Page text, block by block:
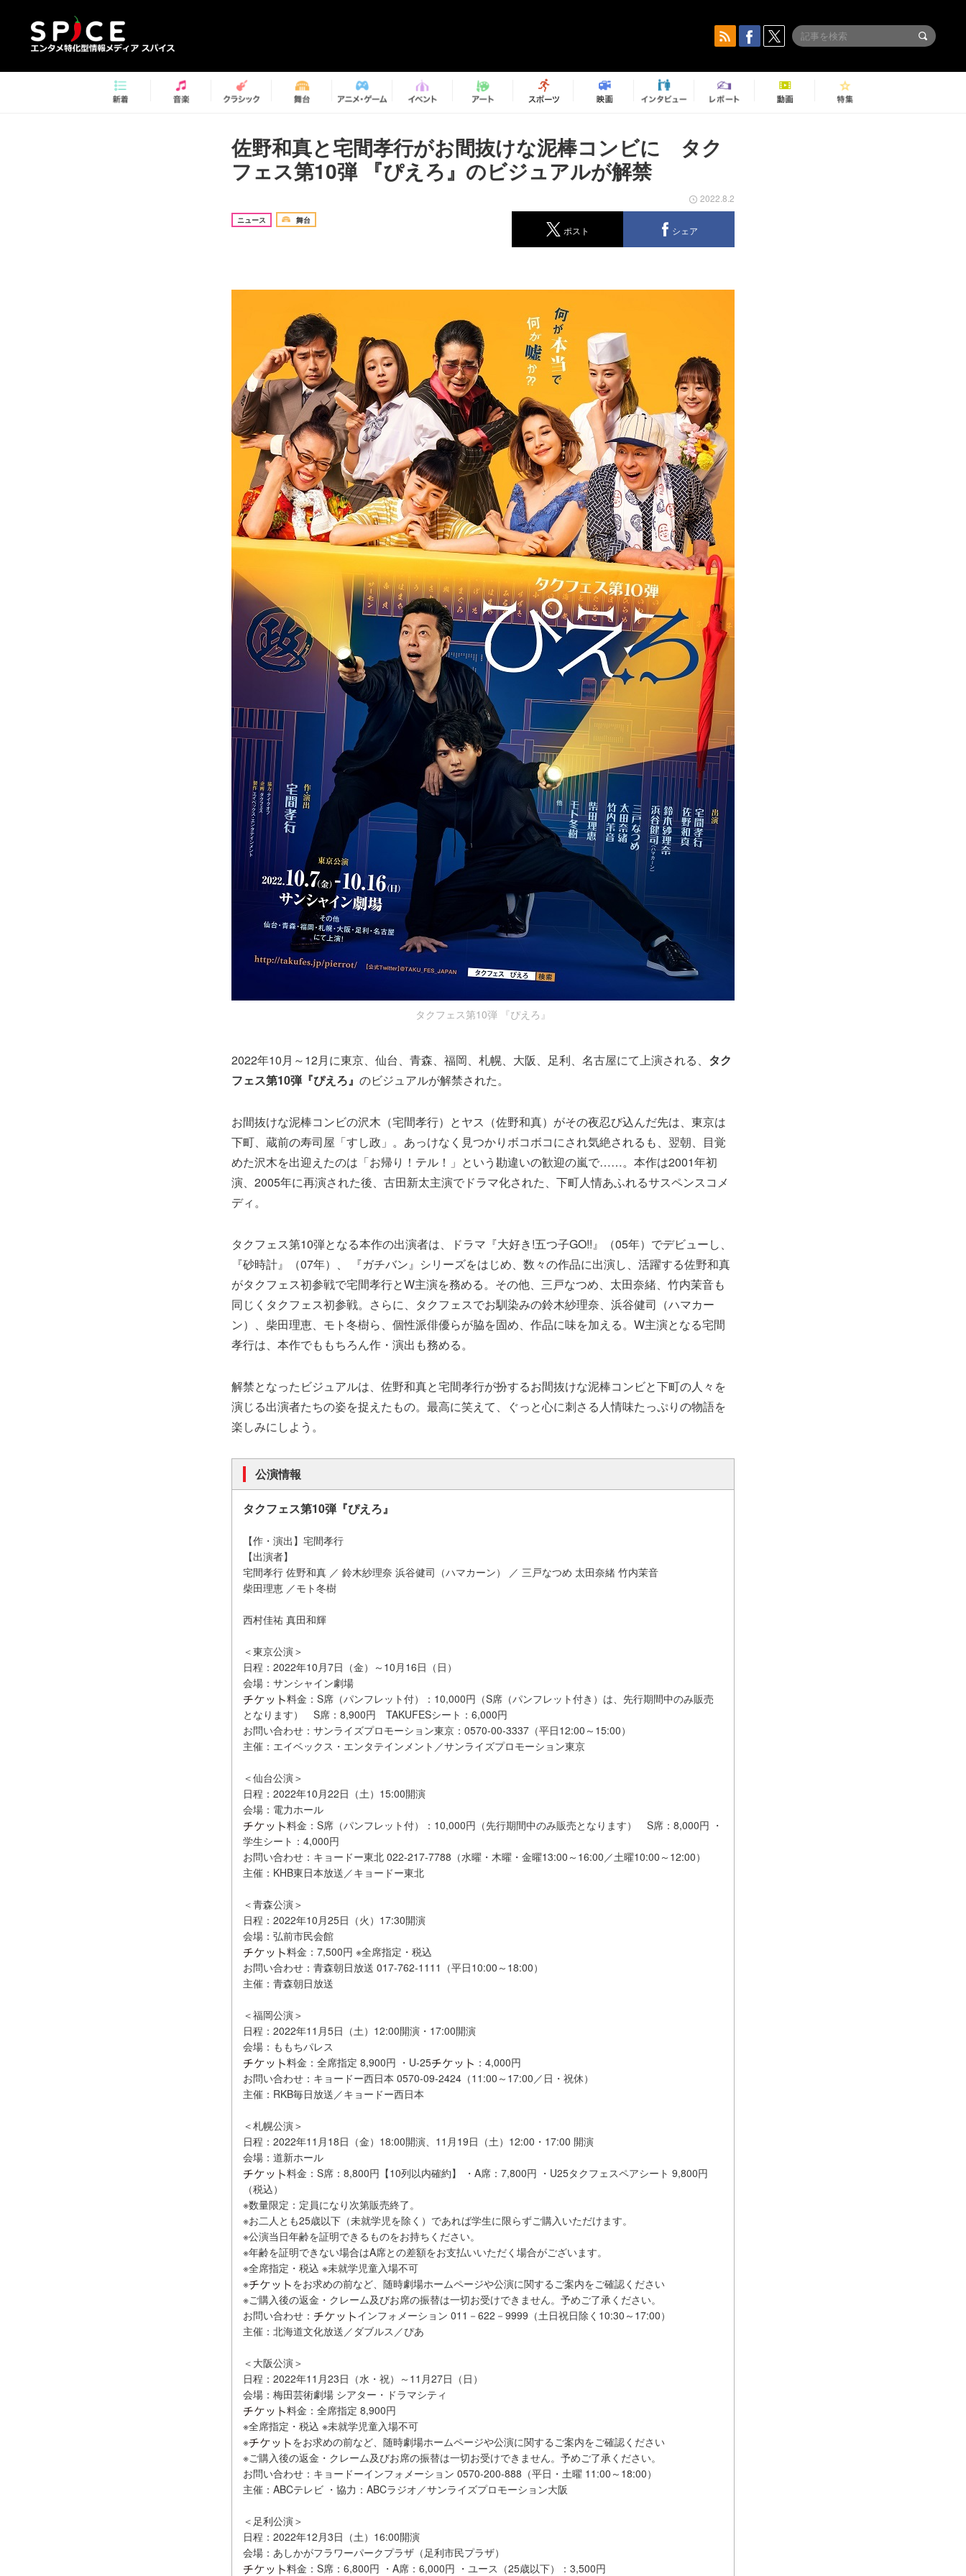
佐野和真と宅間孝行がお間抜けな泥棒コンビに タク
フェス第10弾 『ぴえろ』のビジュアルが解禁
ニュース 舞台
2022.8.2
ポスト シェア
タクフェス第10弾 『ぴえろ』
2022年10月～12月に東京、仙台、青森、福岡、札幌、大阪、足利、名古屋にて上演される、 タク
フェス第10弾『ぴえろ』 のビジュアルが解禁された。
お間抜けな泥棒コンビの沢木（宅間孝行）とヤス（佐野和真）がその夜忍び込んだ先は、東京は
下町、蔵前の寿司屋「すし政」。あっけなく見つかりボコボコにされ気絶されるも、翌朝、目覚
めた沢木を出迎えたのは「お帰り！テル！」という勘違いの歓迎の嵐で……。本作は2001年初
演、2005年に再演された後、古田新太主演でドラマ化された、下町人情あふれるサスペンスコメ
ディ。
タクフェス第10弾となる本作の出演者は、ドラマ『大好き!五つ子GO!!』（05年）でデビューし、
『砂時計』（07年）、 『ガチバン』シリーズをはじめ、数々の作品に出演し、活躍する佐野和真
がタクフェス初参戦で宅間孝行とW主演を務める。その他、三戸なつめ、太田奈緒、竹内茉音も
同じくタクフェス初参戦。さらに、タクフェスでお馴染みの鈴木紗理奈、浜谷健司（ハマカー
ン）、柴田理恵、モト冬樹ら、個性派俳優らが脇を固め、作品に味を加える。W主演となる宅間
孝行は、本作でももちろん作・演出も務める。
解禁となったビジュアルは、佐野和真と宅間孝行が扮するお間抜けな泥棒コンビと下町の人々を
演じる出演者たちの姿を捉えたもの。最高に笑えて、ぐっと心に刺さる人情味たっぷりの物語を
楽しみにしよう。
公演情報
タクフェス第10弾『ぴえろ』
【作・演出】宅間孝行
【出演者】
宅間孝行 佐野和真 ／ 鈴木紗理奈 浜谷健司（ハマカーン） ／ 三戸なつめ 太田奈緒 竹内茉音
柴田理恵 ／モト冬樹
西村佳祐 真田和輝
＜東京公演＞
日程：2022年10月7日（金）～10月16日（日）
会場：サンシャイン劇場
料金：S席（パンフレット付）：10,000円（S席（パンフレット付き）は、先行期間中のみ販売
となります） S席：8,900円 TAKUFESシート：6,000円
お問い合わせ：サンライズプロモーション東京：0570-00-3337（平日12:00～15:00）
主催：エイベックス・エンタテインメント／サンライズプロモーション東京
＜仙台公演＞
日程：2022年10月22日（土）15:00開演
会場：電力ホール
料金：S席（パンフレット付）：10,000円（先行期間中のみ販売となります） S席：8,000円 ・
学生シート：4,000円
お問い合わせ：キョードー東北 022-217-7788（水曜・木曜・金曜13:00～16:00／土曜10:00～12:00）
主催：KHB東日本放送／キョードー東北
＜青森公演＞
日程：2022年10月25日（火）17:30開演
会場：弘前市民会館
料金：7,500円 ※全席指定・税込
お問い合わせ：青森朝日放送 017-762-1111（平日10:00～18:00）
主催：青森朝日放送
＜福岡公演＞
日程：2022年11月5日（土）12:00開演・17:00開演
会場：ももちパレス
料金：全席指定 8,900円 ・U-25
：4,000円
お問い合わせ：キョードー西日本 0570-09-2424（11:00～17:00／日・祝休）
主催：RKB毎日放送／キョードー西日本
＜札幌公演＞
日程：2022年11月18日（金）18:00開演、11月19日（土）12:00・17:00 開演
会場：道新ホール
料金：S席：8,800円【10列以内確約】 ・A席：7,800円 ・U25タクフェスペアシート 9,800円
（税込）
※数量限定：定員になり次第販売終了。
※お二人とも25歳以下（未就学児を除く）であれば学生に限らずご購入いただけます。
※公演当日年齢を証明できるものをお持ちください。
※年齢を証明できない場合はA席との差額をお支払いいただく場合がございます。
※全席指定・税込 ※未就学児童入場不可
※
をお求めの前など、随時劇場ホームページや公演に関するご案内をご確認ください
※ご購入後の返金・クレーム及びお席の振替は一切お受けできません。予めご了承ください。
お問い合わせ：
インフォメーション 011－622－9999（土日祝日除く10:30～17:00）
主催：北海道文化放送／ダブルス／ぴあ
＜大阪公演＞
日程：2022年11月23日（水・祝）～11月27日（日）
会場：梅田芸術劇場 シアター・ドラマシティ
料金：全席指定 8,900円
※全席指定・税込 ※未就学児童入場不可
※
をお求めの前など、随時劇場ホームページや公演に関するご案内をご確認ください
※ご購入後の返金・クレーム及びお席の振替は一切お受けできません。予めご了承ください。
お問い合わせ：キョードーインフォメーション 0570-200-888（平日・土曜 11:00～18:00）
主催：ABCテレビ ・協力：ABCラジオ／サンライズプロモーション大阪
＜足利公演＞
日程：2022年12月3日（土）16:00開演
会場：あしかがフラワーパークプラザ（足利市民プラザ）
料金：S席：6,800円 ・A席：6,000円 ・ユース（25歳以下）：3,500円